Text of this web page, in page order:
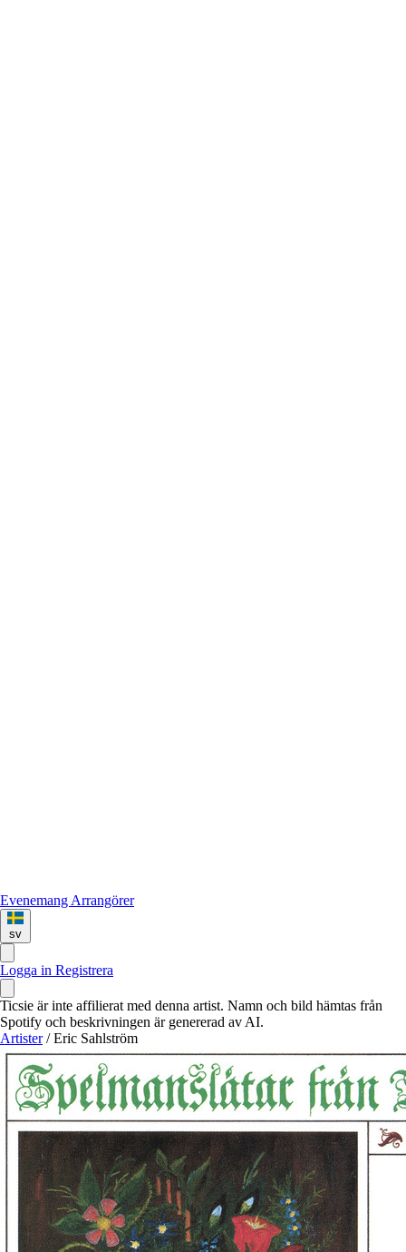
Evenemang Arrangörer
sv
Logga in Registrera
Ticsie är inte affilierat med denna artist. Namn och bild hämtas från
Spotify och beskrivningen är genererad av AI.
Artister / Eric Sahlström